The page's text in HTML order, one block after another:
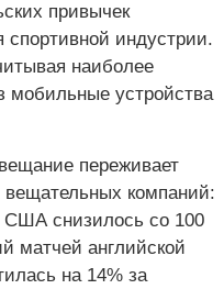
привычек
индустрии.
наиболее
мобильные устройства
переживает
вещательных компаний:
США снизилось со 100
матчей английской
на 14% за